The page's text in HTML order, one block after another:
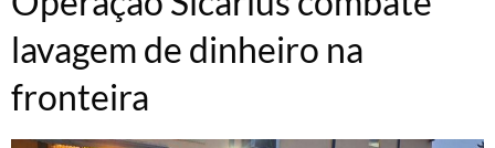
lavagem de dinheiro na
fronteira